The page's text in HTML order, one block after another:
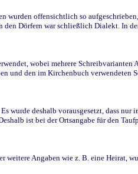
offensichtlich so
Dörfern war schließlich Dialekt. In
wobei mehrere
und den im Kirchenbuch verwendeten
wurde deshalb vorausgesetzt, dass
ist bei der Ortsangabe für den
Angaben wie z. B. eine Heirat,